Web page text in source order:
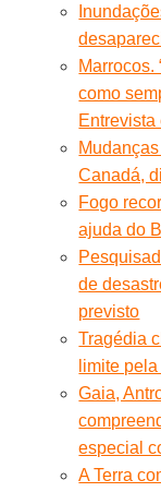
Marrocos.
como
Entrevista
Canadá,
Fogo
ajuda do
de
previsto
Tragédia
limite
Gaia,
especial
A Terra